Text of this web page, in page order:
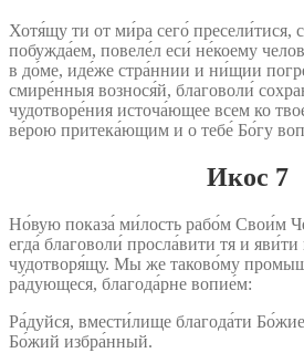
Хотя́щу ти от ми́ра сего́ пресели́тися,
побужда́ем, повеле́л еси́ не́коему
в до́ме, иде́же стра́ннии и ни́щии
смире́нныя вознося́й, благоволи́
чудотворе́ния источа́ющее всем ко
ве́рою притека́ющим и о тебе́ Бо́гу
Икос 7
Но́вую показа́ ми́лость рабо́м Свои́м
егда́ благоволи́ просла́вити тя и
чудотворя́щу. Мы же таково́му
ра́дующеся, благода́рне вопие́м:
Ра́дуйся, вмести́лище благода́ти
Бо́жий избра́нный.